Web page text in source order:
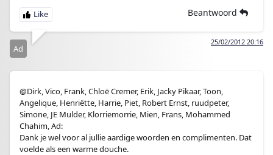
Beantwoord
25/02/2012 20:16
Ad
@Dirk, Vico, Frank, Chloë Cremer, Erik, Jacky Pikaar, Toon,
Angelique, Henriëtte, Harrie, Piet, Robert Ernst, ruudpeter,
Simone, JE Mulder, Klorriemorrie, Mien, Frans, Mohammed
Chahim, Ad:
Dank je wel voor al jullie aardige woorden en complimenten. Dat
voelde als een warme douche.